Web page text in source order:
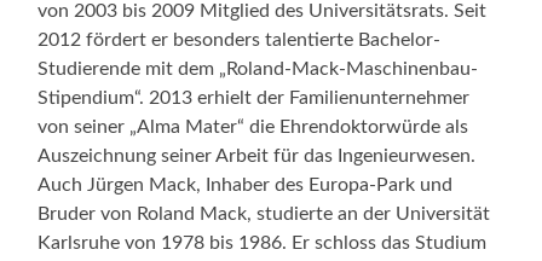
von 2003 bis 2009 Mitglied des Universitätsrats. Seit
2012 fördert er besonders talentierte Bachelor-
Studierende mit dem „Roland-Mack-Maschinenbau-
Stipendium“. 2013 erhielt der Familienunternehmer
von seiner „Alma Mater“ die Ehrendoktorwürde als
Auszeichnung seiner Arbeit für das Ingenieurwesen.
Auch Jürgen Mack, Inhaber des Europa-Park und
Bruder von Roland Mack, studierte an der Universität
Karlsruhe von 1978 bis 1986. Er schloss das Studium